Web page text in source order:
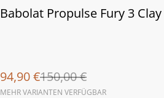
%
Babolat Propulse Fury 3 Clay
94,90 €150,00 €
MEHR VARIANTEN VERFÜGBAR